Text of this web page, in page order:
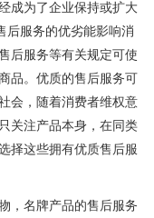
成为了企业保持或扩大
后服务的优劣能影响消
后服务等有关规定可使
品。优质的售后服务可
会，随着消费者维权意
关注产品本身，在同类
择这些拥有优质售后服
，名牌产品的售后服务